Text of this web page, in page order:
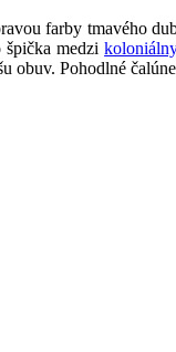
farby tmavého
špička medzi
Pohodlné